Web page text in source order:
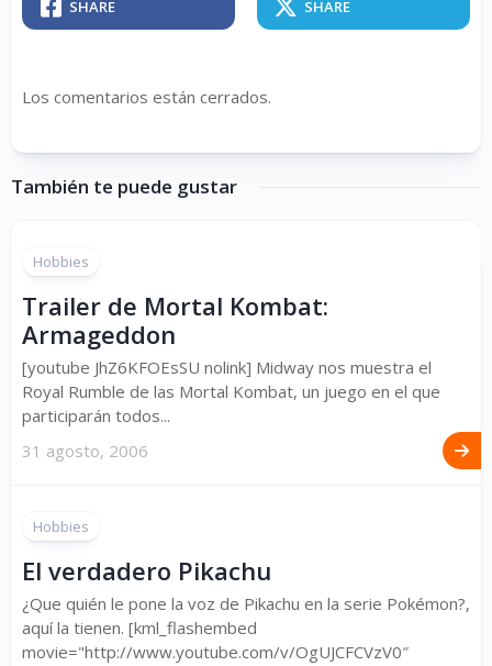
SHARE SHARE
Los comentarios están cerrados.
También te puede gustar
Hobbies
Trailer de Mortal Kombat:
Armageddon
[youtube JhZ6KFOEsSU nolink] Midway nos muestra el
Royal Rumble de las Mortal Kombat, un juego en el que
participarán todos...
31 agosto, 2006
Hobbies
El verdadero Pikachu
¿Que quién le pone la voz de Pikachu en la serie Pokémon?,
aquí la tienen. [kml_flashembed
movie="http://www.youtube.com/v/OgUJCFCVzV0″